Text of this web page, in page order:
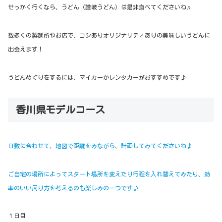
せっかく行くなら、うどん（讃岐うどん）は是非食べてくださいね♬
数多くの製麺所やお店で、コシありオリジナリティありの美味しいうどんに
出会えます！
うどんめぐりをするには、マイカーかレンタカーがおすすめです♪
香川県モデルコース
日数に合わせて、地図で距離をみながら、計画してみてくださいね♪
ご自宅の場所によってスタート場所を変えたり行程を入れ替えてみたり、効
率のいい周り方を考えるのも楽しみの一つです♪
１日目